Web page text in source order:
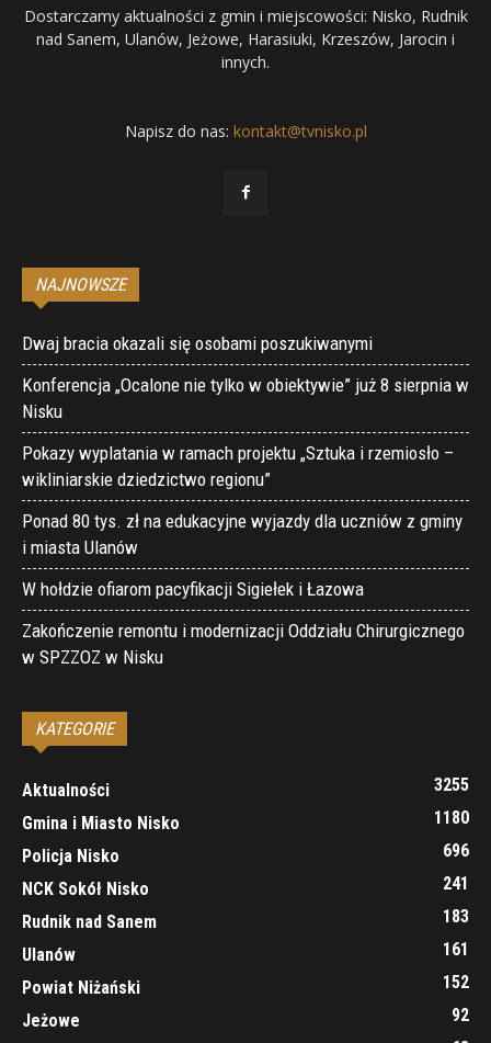
Dostarczamy aktualności z gmin i miejscowości: Nisko, Rudnik
nad Sanem, Ulanów, Jeżowe, Harasiuki, Krzeszów, Jarocin i
innych.
Napisz do nas: kontakt@tvnisko.pl
NAJNOWSZE
Dwaj bracia okazali się osobami poszukiwanymi
Konferencja „Ocalone nie tylko w obiektywie” już 8 sierpnia w
Nisku
Pokazy wyplatania w ramach projektu „Sztuka i rzemiosło –
wikliniarskie dziedzictwo regionu”
Ponad 80 tys. zł na edukacyjne wyjazdy dla uczniów z gminy
i miasta Ulanów
W hołdzie ofiarom pacyfikacji Sigiełek i Łazowa
Zakończenie remontu i modernizacji Oddziału Chirurgicznego
w SPZZOZ w Nisku
KATEGORIE
Aktualności
3255
Gmina i Miasto Nisko
1180
Policja Nisko
696
NCK Sokół Nisko
241
Rudnik nad Sanem
183
Ulanów
161
Powiat Niżański
152
Jeżowe
92